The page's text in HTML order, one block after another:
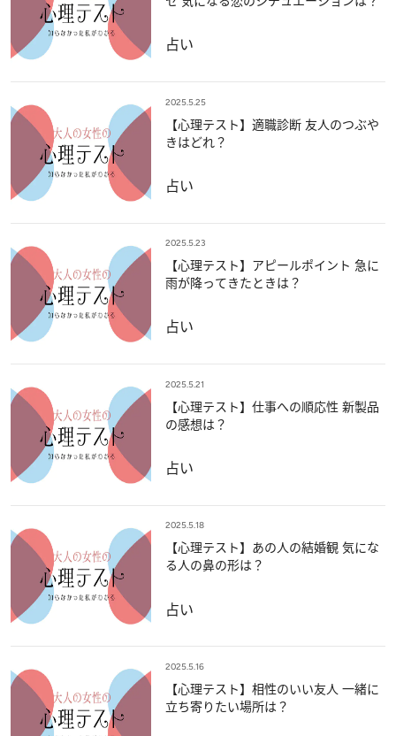
占い
2025.5.25
【心理テスト】適職診断 友人のつぶや
きはどれ？
占い
2025.5.23
【心理テスト】アピールポイント 急に
雨が降ってきたときは？
占い
2025.5.21
【心理テスト】仕事への順応性 新製品
の感想は？
占い
2025.5.18
【心理テスト】あの人の結婚観 気にな
る人の鼻の形は？
占い
2025.5.16
【心理テスト】相性のいい友人 一緒に
立ち寄りたい場所は？